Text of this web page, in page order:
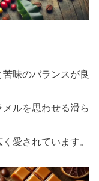
味のバランスが良
ルを思わせる滑ら
愛されています。